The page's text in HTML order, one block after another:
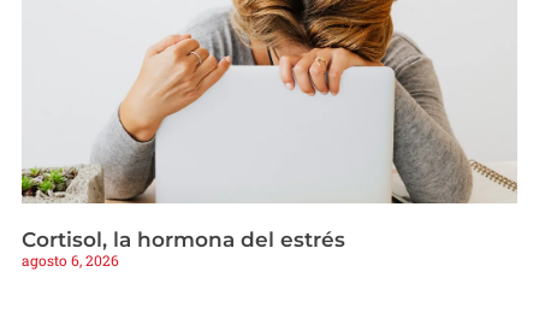
Cortisol, la hormona del estrés
agosto 6, 2026